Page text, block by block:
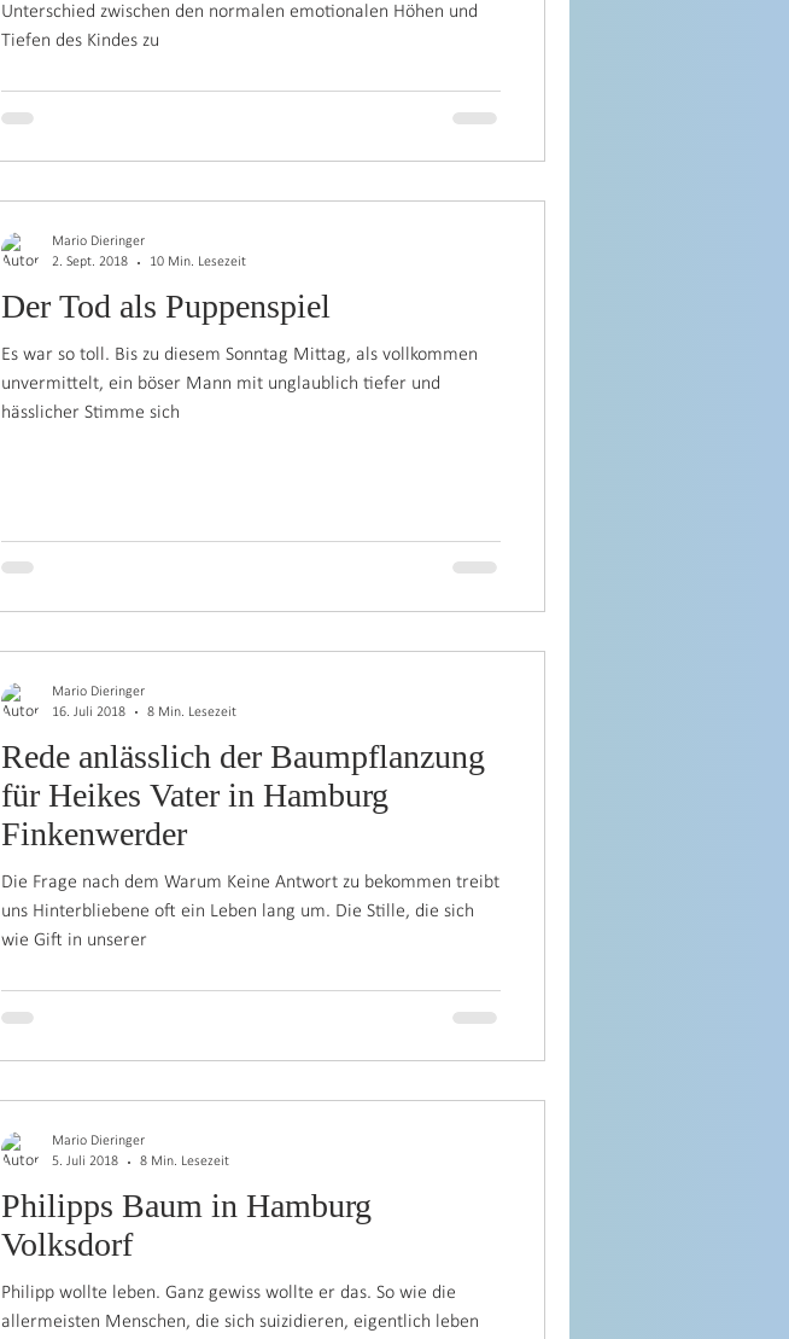
Unterschied zwischen den normalen emotionalen Höhen und
Tiefen des Kindes zu
Der Tod als Puppenspiel
Es war so toll. Bis zu diesem Sonntag Mittag, als vollkommen
unvermittelt, ein böser Mann mit unglaublich tiefer und
hässlicher Stimme sich
Mario Dieringer
2. Sept. 2018
10 Min. Lesezeit
Rede anlässlich der Baumpflanzung
für Heikes Vater in Hamburg
Finkenwerder
Die Frage nach dem Warum Keine Antwort zu bekommen treibt
uns Hinterbliebene oft ein Leben lang um. Die Stille, die sich
wie Gift in unserer
Mario Dieringer
16. Juli 2018
8 Min. Lesezeit
Philipps Baum in Hamburg
Volksdorf
Philipp wollte leben. Ganz gewiss wollte er das. So wie die
allermeisten Menschen, die sich suizidieren, eigentlich leben
Mario Dieringer
5. Juli 2018
8 Min. Lesezeit